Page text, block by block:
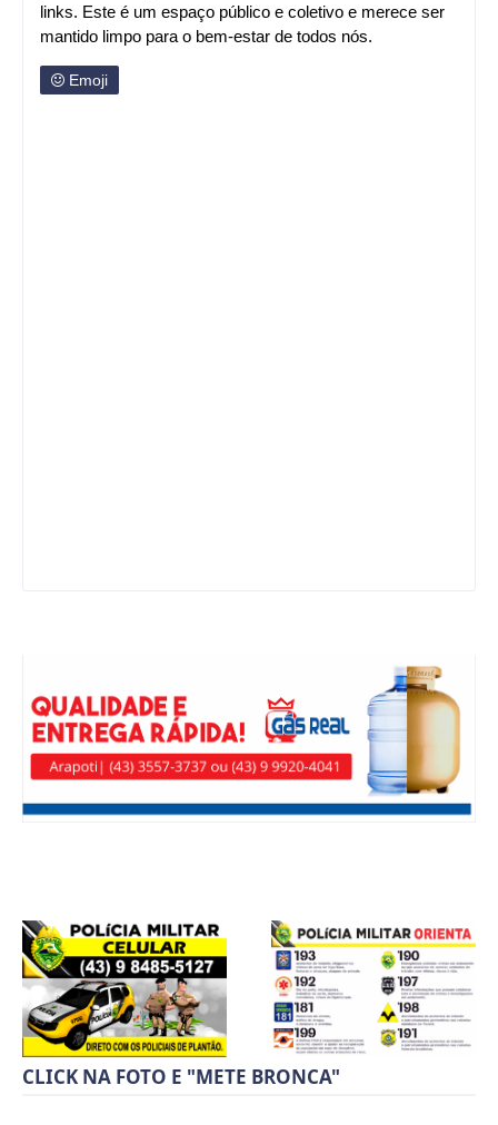
links. Este é um espaço público e coletivo e merece ser
mantido limpo para o bem-estar de todos nós.
Emoji
CLICK NA FOTO E "METE BRONCA"